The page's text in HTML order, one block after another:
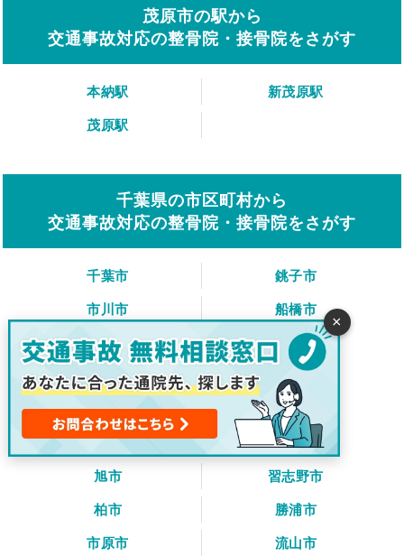
茂原市の駅から
交通事故対応の整骨院・接骨院をさがす
本納駅
新茂原駅
茂原駅
千葉県の市区町村から
交通事故対応の整骨院・接骨院をさがす
千葉市
銚子市
市川市
船橋市
館山市
木更津市
松戸市
野田市
茂原市
成田市
佐倉市
東金市
旭市
習志野市
柏市
勝浦市
市原市
流山市
×